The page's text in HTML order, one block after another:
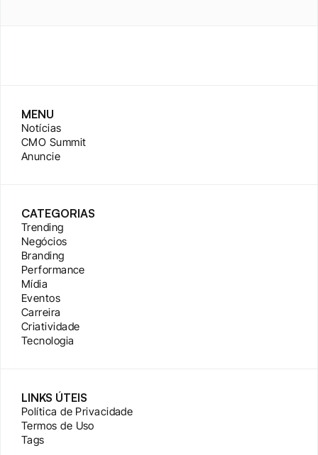
MENU
Notícias
CMO Summit
Anuncie
CATEGORIAS
Trending
Negócios
Branding
Performance
Mídia
Eventos
Carreira
Criatividade
Tecnologia
LINKS ÚTEIS
Política de Privacidade
Termos de Uso
Tags